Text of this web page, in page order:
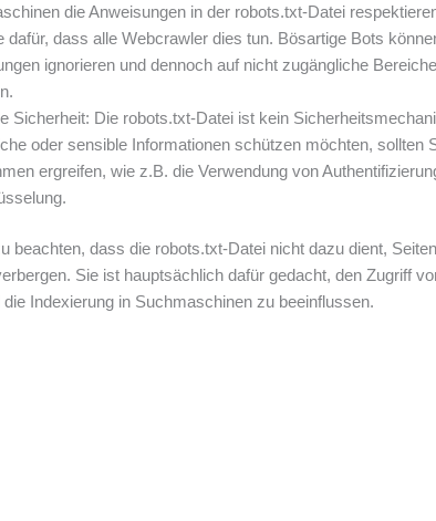
die Anweisungen in der robots.txt-Datei
dafür, dass alle Webcrawler dies tun. Bösartige Bots
ignorieren und dennoch auf nicht zugängliche
Sicherheit: Die robots.txt-Datei ist kein
oder sensible Informationen schützen möchten, sollten
ergreifen, wie z.B. die Verwendung von
beachten, dass die robots.txt-Datei nicht dazu dient,
Sie ist hauptsächlich dafür gedacht, den Zugriff
Indexierung in Suchmaschinen zu beeinflussen.